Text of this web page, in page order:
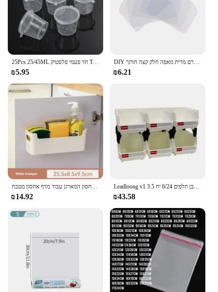
25Pcs 25/45ML חד פעמי פלסטיק Takeaway כוס רוטב מכולות מזון תיבת עם צירים מכסים קטן צבעים פיגמנט מקרה
₪5.95
DIY פלסטיק עוגת מגרד רך יצק מוס קרם מרית מאפה חלק קצה חותך Cupcake אפייה לקשט מטבח כלים
₪6.21
ארון פלסטיק רב תכליתיים אחסון חבטה-קיר ללא רכוב לחסוך שטח שימוש אחסון המארגן עבור מדף אחסון מטבח
₪14.92
Leadloong v1 חלקי צבע לבן חלפים 6/24 יח 3.5x10.5x7.6 ס "מ/5x4*3 חלקי בורג תיבת חלקי בורג תיבת אביזר פלסטיק
₪43.58